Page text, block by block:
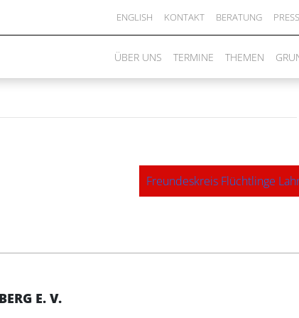
ENGLISH KONTAKT BERATUNG
ÜBER UNS TERMINE THEMEN
Hohberg
Freundeskreis Flüchtlinge
E. V.